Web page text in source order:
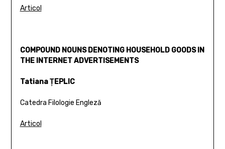
Articol
COMPOUND NOUNS DENOTING HOUSEHOLD GOODS IN
THE INTERNET ADVERTISEMENTS
Tatiana ŢEPLIC
Catedra Filologie Engleză
Articol